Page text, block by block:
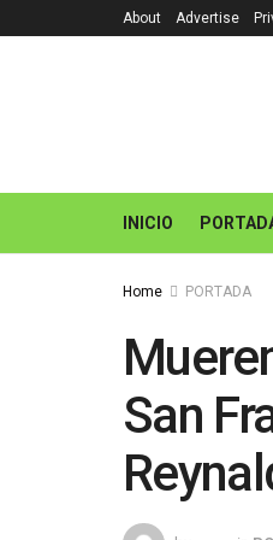
About Advertise
INICIO
Home PORTADA
San